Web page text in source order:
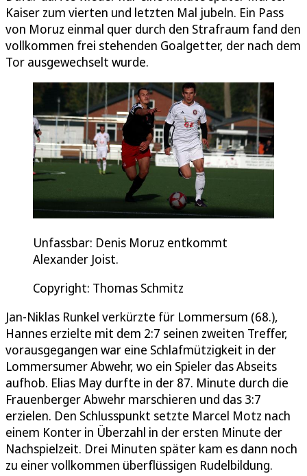
Kaiser zum vierten und letzten Mal jubeln. Ein Pass
von Moruz einmal quer durch den Strafraum fand den
vollkommen frei stehenden Goalgetter, der nach dem
Tor ausgewechselt wurde.
Unfassbar: Denis Moruz entkommt
Alexander Joist.
Copyright: Thomas Schmitz
Jan-Niklas Runkel verkürzte für Lommersum (68.),
Hannes erzielte mit dem 2:7 seinen zweiten Treffer,
vorausgegangen war eine Schlafmützigkeit in der
Lommersumer Abwehr, wo ein Spieler das Abseits
aufhob. Elias May durfte in der 87. Minute durch die
Frauenberger Abwehr marschieren und das 3:7
erzielen. Den Schlusspunkt setzte Marcel Motz nach
einem Konter in Überzahl in der ersten Minute der
Nachspielzeit. Drei Minuten später kam es dann noch
zu einer vollkommen überflüssigen Rudelbildung.